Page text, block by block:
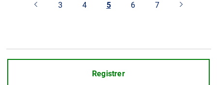
3 4 5 6 7
Registrer